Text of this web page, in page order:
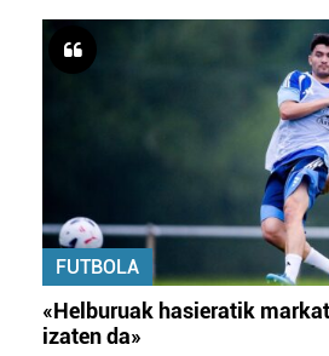
FUTBOLA
«Helburuak hasieratik
izaten da»